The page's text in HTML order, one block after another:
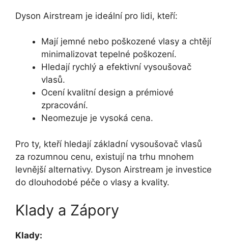
Dyson Airstream je ideální pro lidi, kteří:
Mají jemné nebo poškozené vlasy a chtějí
minimalizovat tepelné poškození.
Hledají rychlý a efektivní vysoušovač
vlasů.
Ocení kvalitní design a prémiové
zpracování.
Neomezuje je vysoká cena.
Pro ty, kteří hledají základní vysoušovač vlasů
za rozumnou cenu, existují na trhu mnohem
levnější alternativy. Dyson Airstream je investice
do dlouhodobé péče o vlasy a kvality.
Klady a Zápory
Klady: